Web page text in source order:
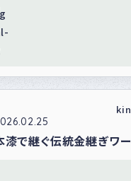
漆で継ぐ伝統金継ぎワ